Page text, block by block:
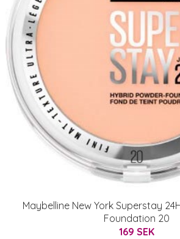
Maybelline New York Superstay
Foundation 20
169 SEK